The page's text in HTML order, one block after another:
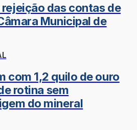
rejeição das contas de
Municipal de
com 1,2 quilo de ouro
rotina sem
do mineral